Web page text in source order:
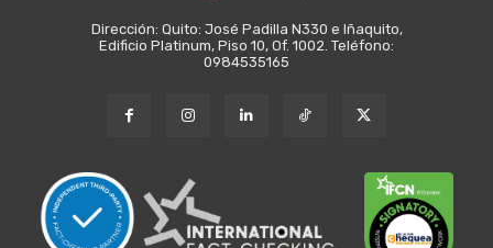
Dirección: Quito: José Padilla N330 e Iñaquito,
Edificio Platinum, Piso 10, Of. 1002. Teléfono:
0984535165